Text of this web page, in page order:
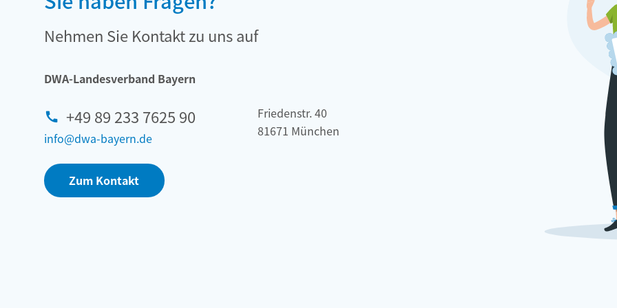
Nehmen Sie Kontakt zu uns auf
DWA-Landesverband Bayern
+49 89 233 7625 90
info@dwa-bayern.de
Friedenstr. 40
81671 München
Zum Kontakt